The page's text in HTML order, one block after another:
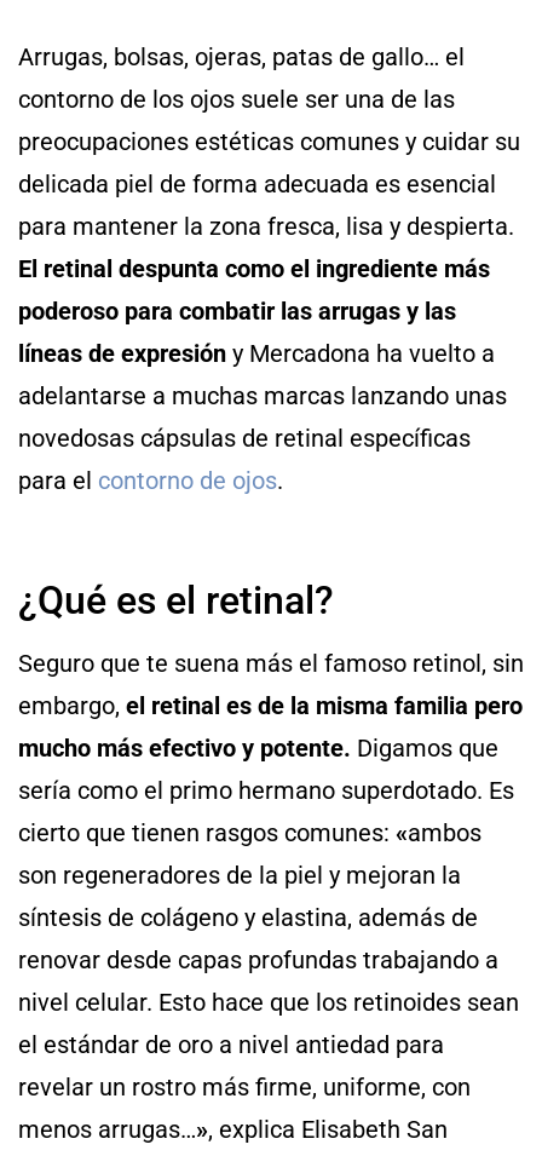
Arrugas, bolsas, ojeras, patas de gallo… el
contorno de los ojos suele ser una de las
preocupaciones estéticas comunes y cuidar su
delicada piel de forma adecuada es esencial
para mantener la zona fresca, lisa y despierta.
El retinal despunta como el ingrediente más
poderoso para combatir las arrugas y las
líneas de expresión y Mercadona ha vuelto a
adelantarse a muchas marcas lanzando unas
novedosas cápsulas de retinal específicas
para el contorno de ojos.
¿Qué es el retinal?
Seguro que te suena más el famoso retinol, sin
embargo, el retinal es de la misma familia pero
mucho más efectivo y potente. Digamos que
sería como el primo hermano superdotado. Es
cierto que tienen rasgos comunes: «ambos
son regeneradores de la piel y mejoran la
síntesis de colágeno y elastina, además de
renovar desde capas profundas trabajando a
nivel celular. Esto hace que los retinoides sean
el estándar de oro a nivel antiedad para
revelar un rostro más firme, uniforme, con
menos arrugas…», explica Elisabeth San